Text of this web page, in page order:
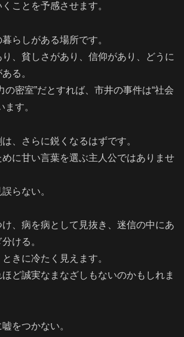
ことを予感させます。
らしがある場所です。
、貧しさがあり、信仰があり、どうに
る。
の密室”だとすれば、市井の事件は“社会
ます。
、さらに鋭くなるはずです。
に甘い言葉を選ぶ主人公ではありませ
らない。
、病を病として見抜き、迷信の中にあ
ける。
きに冷たく見えます。
ど誠実なまなざしもないのかもしれま
をつかない。